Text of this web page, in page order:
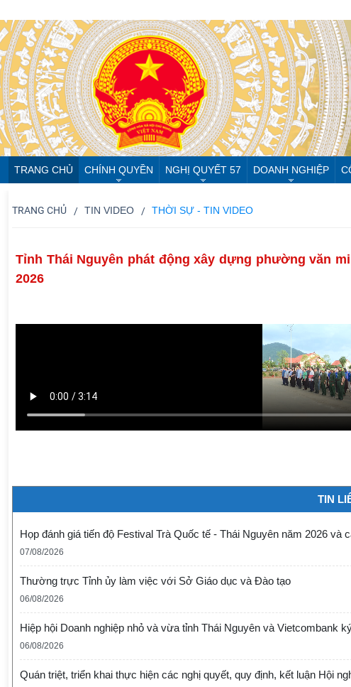
TRANG CHỦ CHÍNH QUYỀN NGHỊ QUYẾT 57 DOANH NGHIỆP
TRANG CHỦ TIN VIDEO THỜI SỰ - TIN VIDEO
Tỉnh Thái Nguyên phát động xây dựng phường văn
2026
TIN
Họp đánh giá tiến độ Festival Trà Quốc tế - Thái Nguyên năm 2026 và
07/08/2026
Thường trực Tỉnh ủy làm việc với Sở Giáo dục và Đào tạo
06/08/2026
Hiệp hội Doanh nghiệp nhỏ và vừa tỉnh Thái Nguyên và Vietcombank
06/08/2026
Quán triệt, triển khai thực hiện các nghị quyết, quy định, kết luận Hội